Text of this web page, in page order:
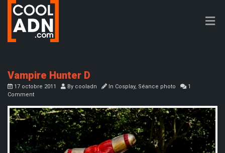
Vampire Hunter D
17 octobre 2011 By cooladn In Cosplay, Séance photo
1
Comment